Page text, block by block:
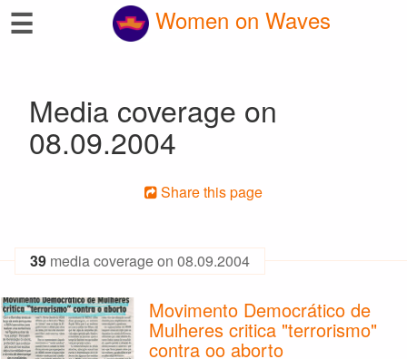
☰ Women on Waves
Media coverage on
08.09.2004
Share this page
39 media coverage on 08.09.2004
Movimento Democrático de
Mulheres critica "terrorismo"
contra oo aborto